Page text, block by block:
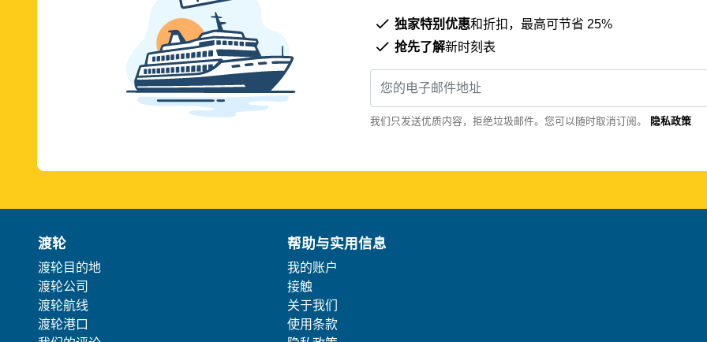
独家特别优惠和折扣，最高可节省 25%
抢先了解新时刻表
我们只发送优质内容，拒绝垃圾邮件。您可以随时取消订阅。 隐私政策
渡轮
渡轮目的地
渡轮公司
渡轮航线
渡轮港口
帮助与实用信息
我的账户
接触
关于我们
使用条款